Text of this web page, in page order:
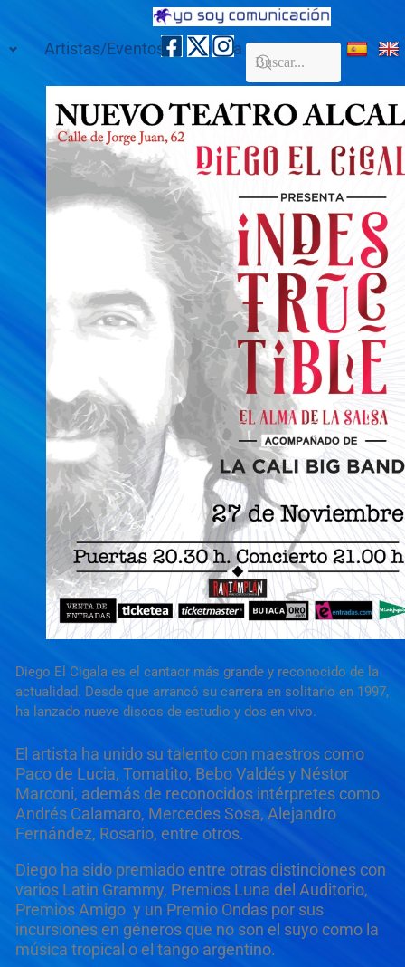
Artistas/Eventos Galería Contacto
Diego El Cigala es el cantaor más grande y reconocido de la
actualidad. Desde que arrancó su carrera en solitario en 1997,
ha lanzado nueve discos de estudio y dos en vivo.
El artista ha unido su talento con maestros como
Paco de Lucia, Tomatito, Bebo Valdés y Néstor
Marconi, además de reconocidos intérpretes como
Andrés Calamaro, Mercedes Sosa, Alejandro
Fernández, Rosario, entre otros.
Diego ha sido premiado entre otras distinciones con
varios Latin Grammy, Premios Luna del Auditorio,
Premios Amigo y un Premio Ondas por sus
incursiones en géneros que no son el suyo como la
música tropical o el tango argentino.